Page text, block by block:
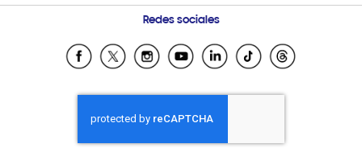
Condiciones de Compra
Preguntas Frecuentes
Samsung Costa Rica
Samsung Ecuador
Samsung El Salvador
Samsung Guatemala
Samsung Honduras
Samsung Nicaragua
Redes sociales